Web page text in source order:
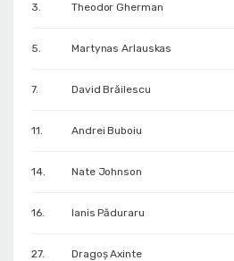
3. Theodor Gherman
5. Martynas Arlauskas
7. David Brăilescu
11. Andrei Buboiu
14. Nate Johnson
16. Ianis Păduraru
27. Dragoș Axinte